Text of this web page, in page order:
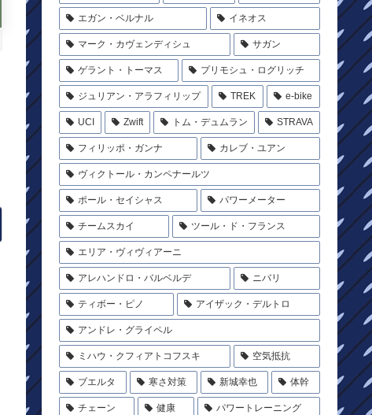
エガン・ベルナル イネオス
マーク・カヴェンディシュ サガン
ゲラント・トーマス プリモシュ・ログリッチ
ジュリアン・アラフィリップ TREK e-bike
UCI Zwift トム・デュムラン STRAVA
フィリッポ・ガンナ カレブ・ユアン
ヴィクトール・カンペナールツ
ポール・セイシャス パワーメーター
チームスカイ ツール・ド・フランス
エリア・ヴィヴィアーニ
アレハンドロ・バルベルデ ニバリ
ティボー・ピノ アイザック・デルトロ
アンドレ・グライペル
ミハウ・クフィアトコフスキ 空気抵抗
ブエルタ 寒さ対策 新城幸也 体幹
チェーン 健康 パワートレーニング